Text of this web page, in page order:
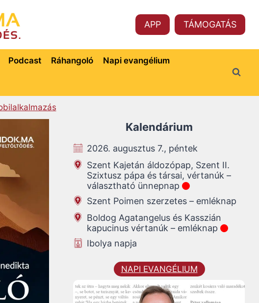
APP TÁMOGATÁS
Podcast Ráhangoló Napi evangélium
Kalendárium
2026. augusztus 7., péntek
Szent Kajetán áldozópap, Szent II.
Szixtusz pápa és társai, vértanúk –
választható ünnepnap
Szent Poimen szerzetes – emléknap
Boldog Agatangelus és Kasszián
kapucinus vértanúk – emléknap
Ibolya napja
NAPI EVANGÉLIUM